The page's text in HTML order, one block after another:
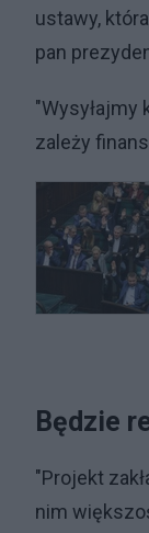
ustawy,
pan
"Wysyłajmy
zależy
Będzie
"Projekt
nim